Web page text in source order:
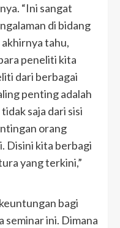
“Ini sangat
di bidang
tahu,
peneliti kita
dari berbagai
penting adalah
saja dari sisi
orang
Disini kita berbagi
yang terkini,”
bagi
seminar ini. Dimana